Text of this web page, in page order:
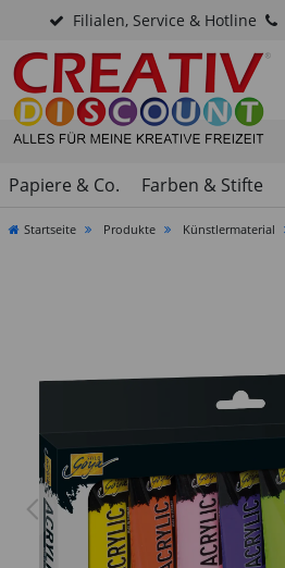
Filialen, Service & Hotline
Papiere & Co.
Farben & Stifte
Startseite Produkte Künstlermaterial